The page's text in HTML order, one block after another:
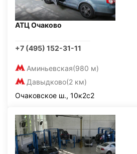
АТЦ Очаково
+7 (495) 152-31-11
Аминьевская(980 м)
Давыдково(2 км)
Очаковское ш., 10к2с2